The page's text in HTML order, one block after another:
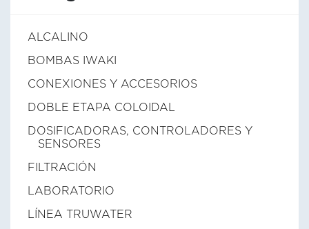
ALCALINO
BOMBAS IWAKI
CONEXIONES Y ACCESORIOS
DOBLE ETAPA COLOIDAL
DOSIFICADORAS, CONTROLADORES Y
SENSORES
FILTRACIÓN
LABORATORIO
LÍNEA TRUWATER